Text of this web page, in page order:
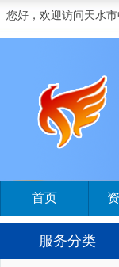
您好，欢迎访问天水
首页
服务分类